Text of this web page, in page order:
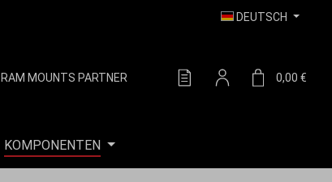
DEUTSCH
RAM MOUNTS PARTNER DU HAST 0 PRODUKTE
0,00 €
KOMPONENTEN